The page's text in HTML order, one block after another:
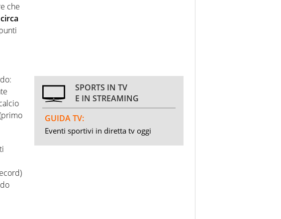
che
SPORTS IN TV
E IN STREAMING
GUIDA TV:
Eventi sportivi in diretta tv oggi